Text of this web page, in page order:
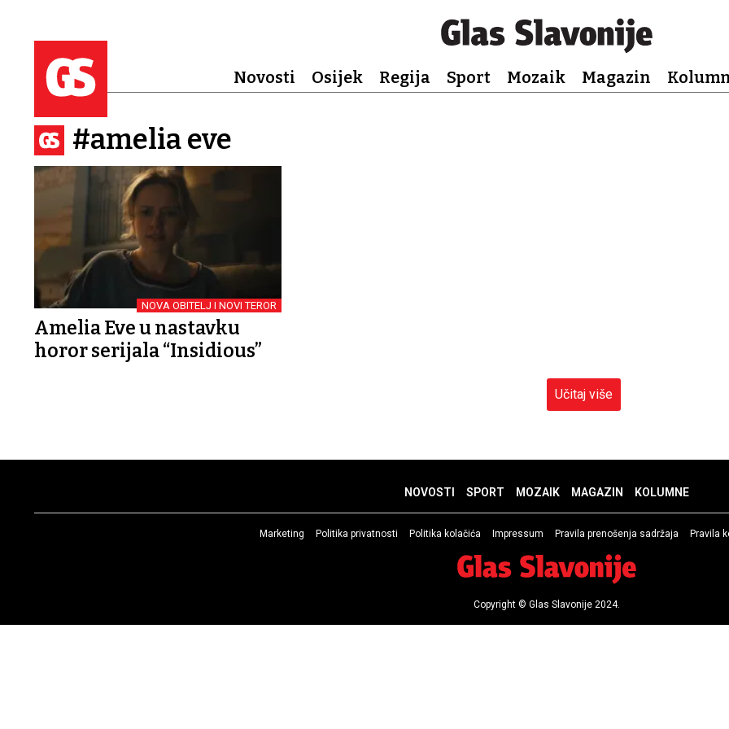
Novosti Osijek Regija Sport Mozaik Magazin
#amelia eve
NOVA OBITELJ I NOVI TEROR
Amelia Eve u nastavku
horor serijala “Insidious”
Učitaj više
NOVOSTI SPORT MOZAIK MAGAZIN KOLUMNE
Marketing Politika privatnosti Politika kolačića Impressum Pravila prenošenja sadržaja Pravila
Copyright © Glas Slavonije 2024.